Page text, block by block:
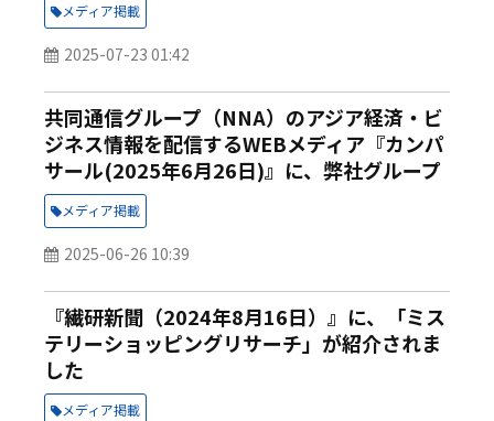
メディア掲載
2025-07-23 01:42
共同通信グループ（NNA）のアジア経済・ビ
ジネス情報を配信するWEBメディア『カンパ
サール(2025年6月26日)』に、弊社グループ
会社MS&Cタイ 代表 古川 健による「ミステ
リーショッパー調査で分かった 日系サービス
企業の勝ち筋」連載記事が掲載されました
メディア掲載
2025-06-26 10:39
『繊研新聞（2024年8月16日）』に、「ミス
テリーショッピングリサーチ」が紹介されま
した
メディア掲載